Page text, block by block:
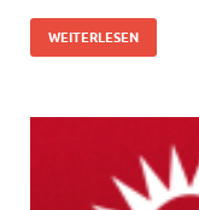
WEITERLESEN